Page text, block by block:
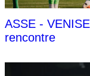
ASSE -
rencontre